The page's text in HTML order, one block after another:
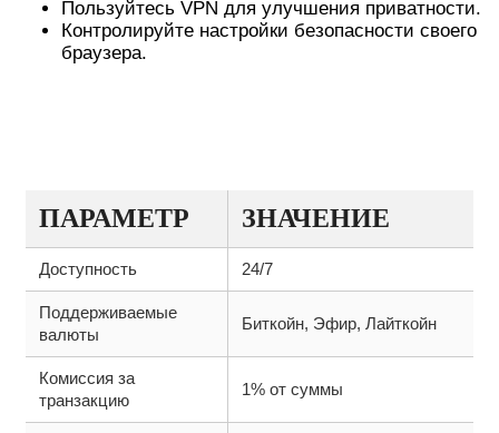
Пользуйтесь VPN для улучшения приватности.
Контролируйте настройки безопасности своего
браузера.
ПАРАМЕТР ЗНАЧЕНИЕ
Доступность 24/7
Поддерживаемые
валюты
Биткойн, Эфир, Лайткойн
Комиссия за
транзакцию
1% от суммы